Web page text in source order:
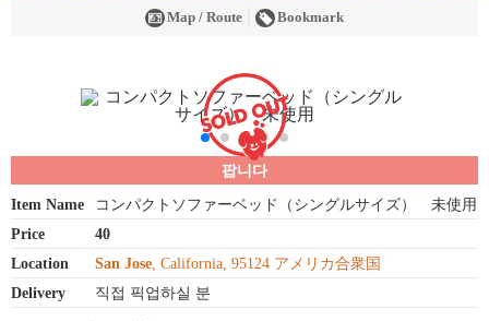
Map / Route Bookmark
팝니다
Item Name
コンパクトソファーベッド（シングルサイズ） 未使用
Price
40
Location
San Jose , California, 95124 アメリカ合衆国
Delivery
직접 픽업하실 분